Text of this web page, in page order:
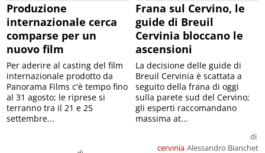
Produzione
internazionale cerca
comparse per un
nuovo film
Per aderire al casting del film
internazionale prodotto da
Panorama Films c'è tempo fino
al 31 agosto; le riprese si
terranno tra il 21 e 25
settembre...
Frana sul Cervino, le
guide di Breuil
Cervinia bloccano le
ascensioni
cervinia
di
Alessandro Bianchet
La decisione delle guide di
Breuil Cervinia è scattata a
seguito della frana di oggi
sulla parete sud del Cervino;
gli esperti raccomandano
massima at...